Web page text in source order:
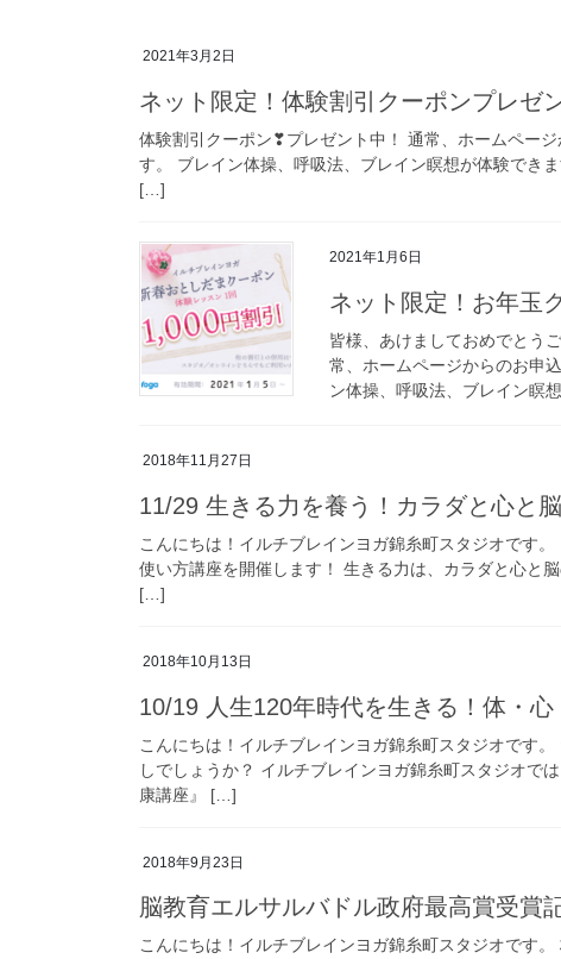
2021年3月2日
ネット限定！体験割引クーポンプレゼ
体験割引クーポン❣プレゼント中！ 通常、ホームペー
す。 ブレイン体操、呼吸法、ブレイン瞑想が体験でき
[…]
2021年1月6日
ネット限定！お年玉
皆様、あけましておめでとう
常、ホームページからのお申
ン体操、呼吸法、ブレイン瞑
2018年11月27日
11/29 生きる力を養う！カラダと心と
こんにちは！イルチブレインヨガ錦糸町スタジオです
使い方講座を開催します！ 生きる力は、カラダと心と
[…]
2018年10月13日
10/19 人生120年時代を生きる！体・
こんにちは！イルチブレインヨガ錦糸町スタジオです
しでしょうか？ イルチブレインヨガ錦糸町スタジオで
康講座』 […]
2018年9月23日
脳教育エルサルバドル政府最高賞受賞
こんにちは！イルチブレインヨガ錦糸町スタジオです